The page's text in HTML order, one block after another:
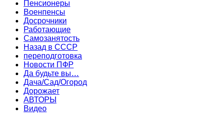
Пенсионеры
Военпенсы
Досрочники
Работающие
Самозанятость
Назад в СССР
переподготовка
Новости ПФР
Да будьте вы…
Дача/Сад/Огород
Дорожает
АВТОРЫ
Видео